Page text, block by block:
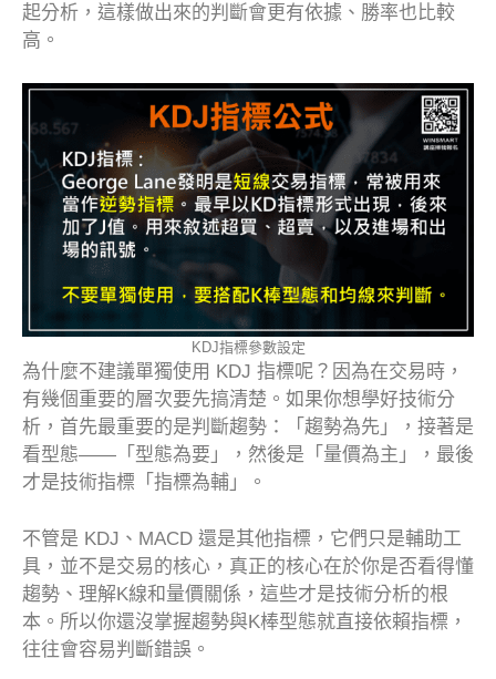
起分析，這樣做出來的判斷會更有依據、勝率也比較
高。
KDJ指標參數設定
為什麼不建議單獨使用 KDJ 指標呢？因為在交易時，
有幾個重要的層次要先搞清楚。如果你想學好技術分
析，首先最重要的是判斷趨勢：「趨勢為先」，接著是
看型態——「型態為要」，然後是「量價為主」，最後
才是技術指標「指標為輔」。
不管是 KDJ、MACD 還是其他指標，它們只是輔助工
具，並不是交易的核心，真正的核心在於你是否看得懂
趨勢、理解K線和量價關係，這些才是技術分析的根
本。所以你還沒掌握趨勢與K棒型態就直接依賴指標，
往往會容易判斷錯誤。